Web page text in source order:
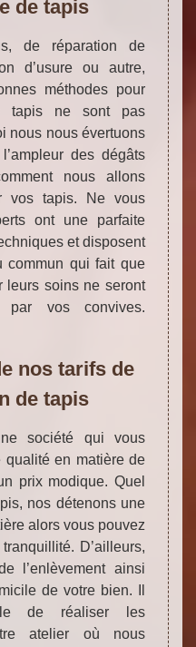
de tapis
de réparation de
d’usure ou autre,
méthodes pour
tapis ne sont pas
nous nous évertuons
des dégâts
nous allons
vos tapis. Ne vous
ont une parfaite
et disposent
commun qui fait que
leurs soins ne seront
par vos convives.
nos tarifs de
de tapis
société qui vous
qualité en matière de
prix modique. Quel
nos détenons une
alors vous pouvez
D’ailleurs,
l’enlèvement ainsi
de votre bien. Il
de réaliser les
atelier où nous